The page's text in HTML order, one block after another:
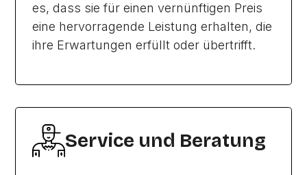
es, dass sie für einen vernünftigen Preis
eine hervorragende Leistung erhalten, die
ihre Erwartungen erfüllt oder übertrifft.
Service und Beratung